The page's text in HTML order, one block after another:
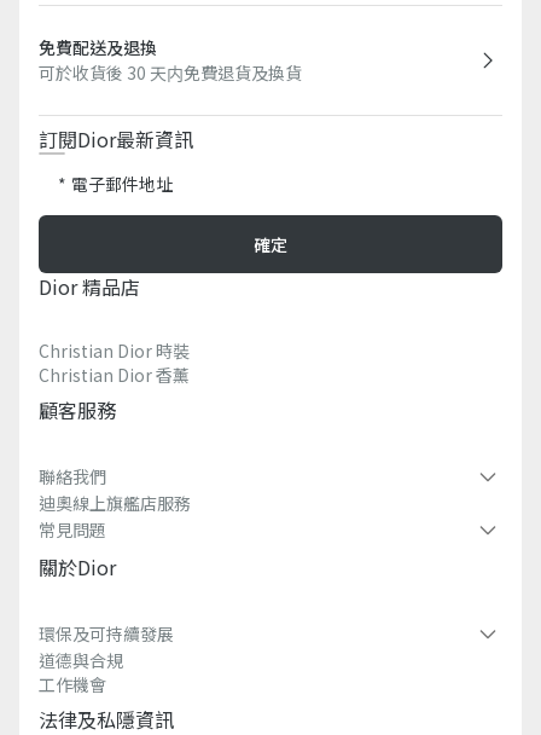
免費配送及退換
可於收貨後 30 天内免費退貨及換貨
訂閱Dior最新資訊​
電子郵件地址
確定
Dior 精品店
Christian Dior 時裝
Christian Dior 香薰​
顧客服務
聯絡我們
迪奧線上旗艦店服務
常見問題​
關於dior
環保及可持續發展​
道德與合規
工作機會
法律及私隱資訊​